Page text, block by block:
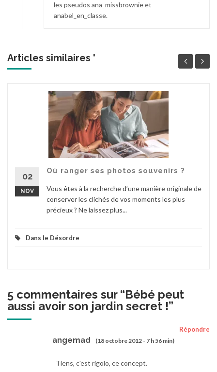
les pseudos ana_missbrownie et
anabel_en_classe.
Articles similaires '
02
NOV
Où ranger ses photos souvenirs ?
Vous êtes à la recherche d’une manière originale de
conserver les clichés de vos moments les plus
précieux ? Ne laissez plus...
Dans le Désordre
5 commentaires sur “Bébé peut
aussi avoir son jardin secret !”
angemad (18 octobre 2012 - 7 h 56 min)
Répondre
Tiens, c'est rigolo, ce concept.